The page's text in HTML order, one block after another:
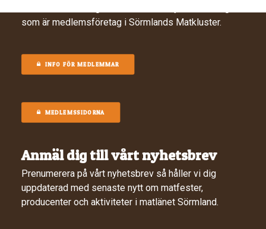
som är medlemsföretag i Sörmlands Matkluster.
INFO FÖR MEDLEMMAR
MEDLEMSSIDORNA
Anmäl dig till vårt nyhetsbrev
Prenumerera på vårt nyhetsbrev så håller vi dig
uppdaterad med senaste nytt om matfester,
producenter och aktiviteter i matlänet Sörmland.